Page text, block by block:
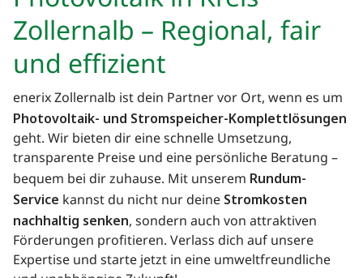
Zollernalb – Regional, fair
und effizient
enerix Zollernalb ist dein Partner vor Ort, wenn es um
Photovoltaik- und Stromspeicher-Komplettlösungen
geht. Wir bieten dir eine schnelle Umsetzung,
transparente Preise und eine persönliche Beratung –
bequem bei dir zuhause. Mit unserem Rundum-
Service kannst du nicht nur deine Stromkosten
nachhaltig senken, sondern auch von attraktiven
Förderungen profitieren. Verlass dich auf unsere
Expertise und starte jetzt in eine umweltfreundliche